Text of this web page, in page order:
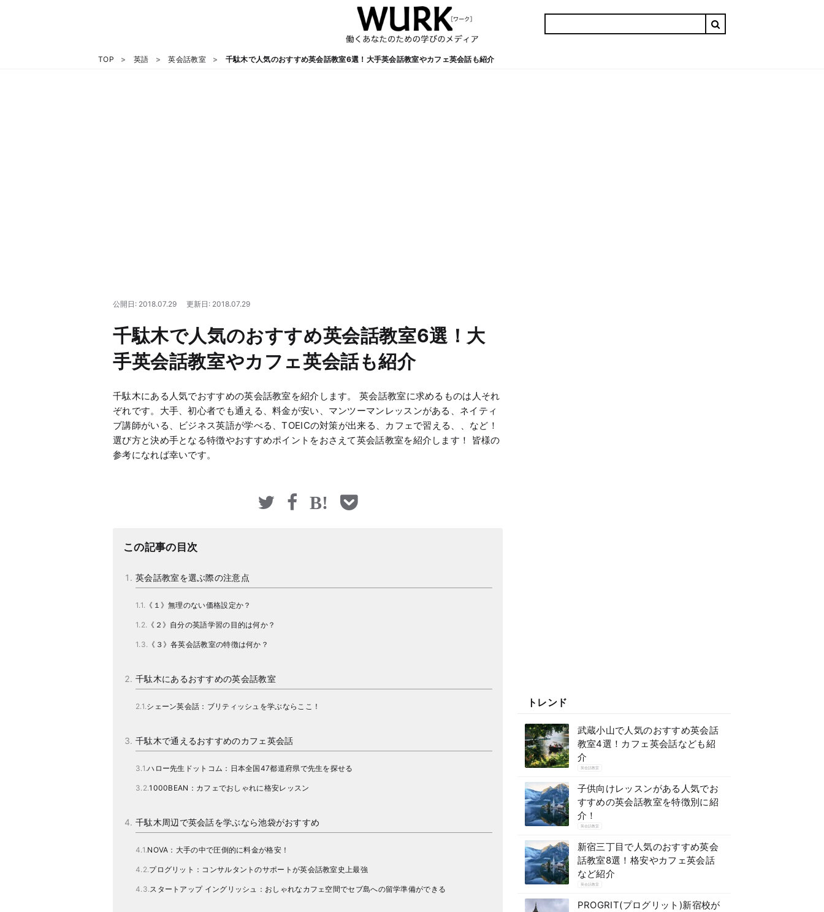
TOP 英語 英会話教室 千駄木で人気のおすすめ英会話教室6選！大手英会話教室やカフェ英会話も紹介
公開日: 2018.07.29 更新日: 2018.07.29
千駄木で人気のおすすめ英会話教室6選！大
手英会話教室やカフェ英会話も紹介
千駄木にある人気でおすすめの英会話教室を紹介します。 英会話教室に求めるものは人それ
ぞれです。大手、初心者でも通える、料金が安い、マンツーマンレッスンがある、ネイティ
ブ講師がいる、ビジネス英語が学べる、TOEICの対策が出来る、カフェで習える、、など！
選び方と決め手となる特徴やおすすめポイントをおさえて英会話教室を紹介します！ 皆様の
参考になれば幸いです。
この記事の目次
英会話教室を選ぶ際の注意点
《１》無理のない価格設定か？
《２》自分の英語学習の目的は何か？
《３》各英会話教室の特徴は何か？
千駄木にあるおすすめの英会話教室
シェーン英会話：ブリティッシュを学ぶならここ！
千駄木で通えるおすすめのカフェ英会話
ハロー先生ドットコム：日本全国47都道府県で先生を探せる
1000BEAN：カフェでおしゃれに格安レッスン
千駄木周辺で英会話を学ぶなら池袋がおすすめ
NOVA：大手の中で圧倒的に料金が格安！
プログリット：コンサルタントのサポートが英会話教室史上最強
スタートアップ イングリッシュ：おしゃれなカフェ空間でセブ島への留学準備ができる
トレンド
武蔵小山で人気のおすすめ英会話
教室4選！カフェ英会話なども紹
介
英会話教室
子供向けレッスンがある人気でお
すすめの英会話教室を特徴別に紹
介！
英会話教室
新宿三丁目で人気のおすすめ英会
話教室8選！格安やカフェ英会話
など紹介
英会話教室
PROGRIT(プログリット)新宿校が